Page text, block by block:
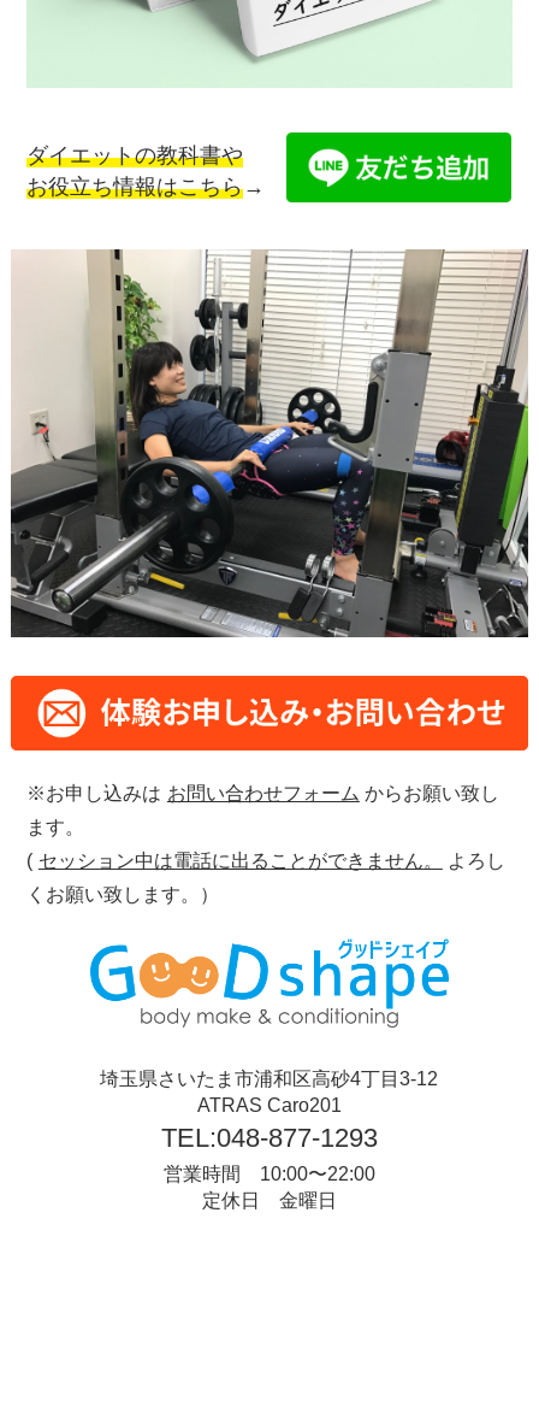
ダイエットの教科書や
お役立ち情報はこちら→
※お申し込みは お問い合わせフォーム からお願い致し
ます。
( セッション中は電話に出ることができません。
よろし
くお願い致します。）
埼玉県さいたま市浦和区高砂4丁目3-12
ATRAS Caro201
TEL:048-877-1293
営業時間 10:00〜22:00
定休日 金曜日